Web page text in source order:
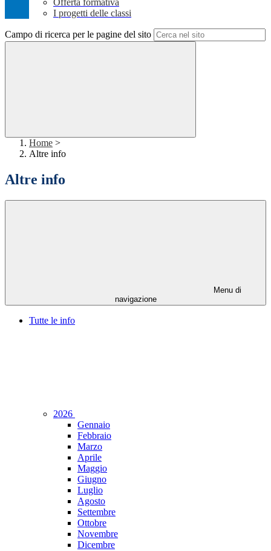
Offerta formativa
I progetti delle classi
Campo di ricerca per le pagine del sito
Home >
Altre info
Altre info
Menu di
navigazione
Tutte le info
2026
Gennaio
Febbraio
Marzo
Aprile
Maggio
Giugno
Luglio
Agosto
Settembre
Ottobre
Novembre
Dicembre